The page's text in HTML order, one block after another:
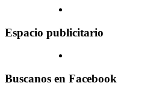
Espacio publicitario
Buscanos en Facebook